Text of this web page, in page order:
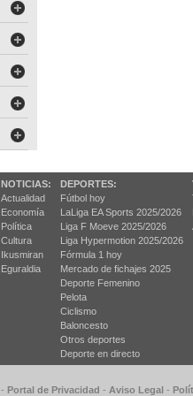
NOTICIAS:
Actualidad
Economía
Política
Cultura
Ikusmiran
Eguraldia
DEPORTES:
Fútbol hoy
LaLiga EA Sports 2025/2026
Liga F Moeve 2025/2026
Liga Hypermotion 2025/2026
Fórmula 1 hoy
Mercado de fichajes 2025
Deporte Femenino
Pelota
Ciclismo
Baloncesto
Otros deportes
Deporte en directo
- Portal de Privacidad - Aviso Legal -